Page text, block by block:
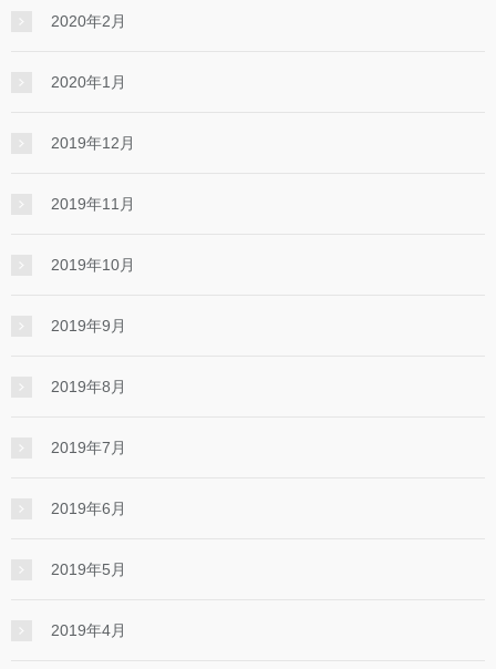
2020年2月
2020年1月
2019年12月
2019年11月
2019年10月
2019年9月
2019年8月
2019年7月
2019年6月
2019年5月
2019年4月